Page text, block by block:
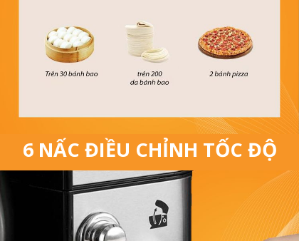
6 NẤC ĐIỀU CHỈNH TỐC ĐỘ